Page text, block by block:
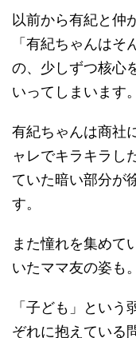
以前から有紀と仲
「有紀ちゃんは
の、少しずつ核心
いってしまいます。
有紀ちゃんは商社
ャレでキラキラし
ていた暗い部分が
す。
また憧れを集めて
いたママ友の姿も。
「子ども」とい
ぞれに抱えている